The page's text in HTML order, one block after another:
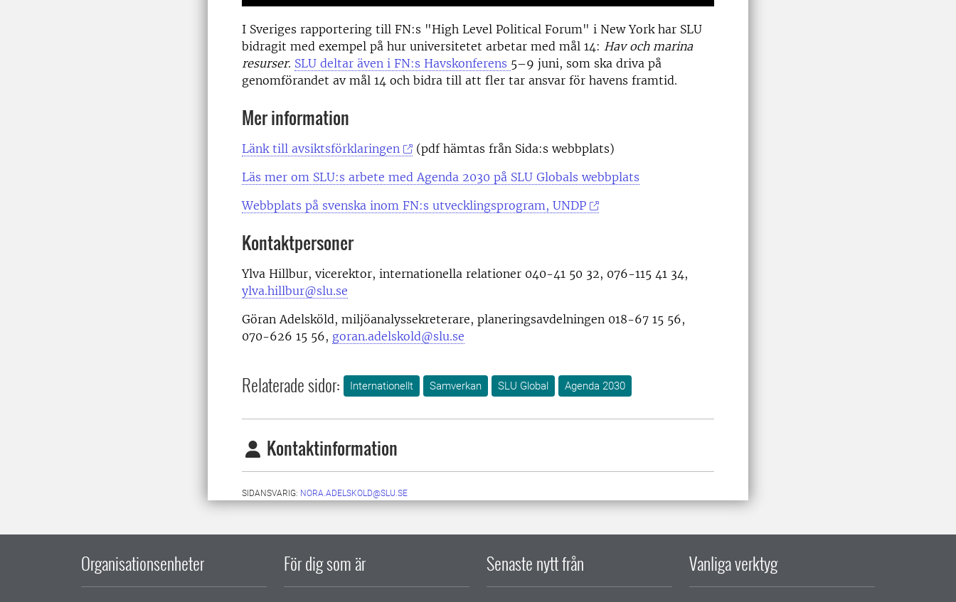
I Sveriges rapportering till FN:s "High Level Political Forum" i New York har SLU
bidragit med exempel på hur universitetet arbetar med mål 14: Hav och marina
resurser. SLU deltar även i FN:s Havskonferens 5–9 juni, som ska driva på
genomförandet av mål 14 och bidra till att fler tar ansvar för havens framtid.
Mer information
Länk till avsiktsförklaringen
(pdf hämtas från Sida:s webbplats)
Läs mer om SLU:s arbete med Agenda 2030 på SLU Globals webbplats
Webbplats på svenska inom FN:s utvecklingsprogram, UNDP
Kontaktpersoner
Ylva Hillbur, vicerektor, internationella relationer 040-41 50 32, 076-115 41 34,
ylva.hillbur@slu.se
Göran Adelsköld, miljöanalyssekreterare, planeringsavdelningen 018-67 15 56,
070-626 15 56, goran.adelskold@slu.se
Relaterade sidor: Internationellt Samverkan SLU Global Agenda 2030
Kontaktinformation
SIDANSVARIG: NORA.ADELSKOLD@SLU.SE
Organisationsenheter För dig som är Senaste nytt från Vanliga verktyg